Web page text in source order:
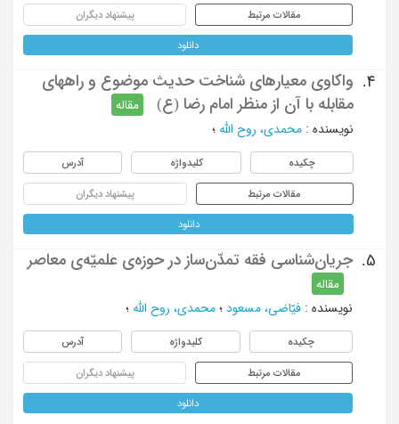
مقالات مرتبط پیشنهاد دیگران
دانلود
4.
واکاوی معیارهای شناخت حدیث موضوع و راههای
مقابله با آن از منظر امام رضا (ع)
مقاله
نویسنده : محمدی، روح الله ؛
چکیده کلیدواژه آدرس
مقالات مرتبط پیشنهاد دیگران
دانلود
5. جریان‌شناسی فقه تمدّن‌ساز در حوزه‌ی علمیّه‌ی معاصر
مقاله
نویسنده : فیّاضی، مسعود ؛ محمدی، روح الله ؛
چکیده کلیدواژه آدرس
مقالات مرتبط پیشنهاد دیگران
دانلود